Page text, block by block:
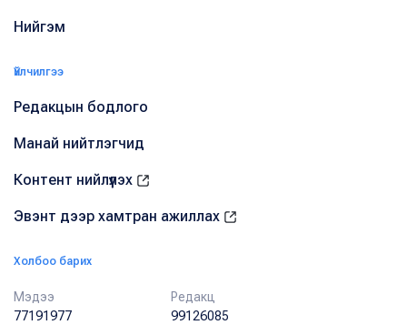
Нийгэм
Үйлчилгээ
Редакцын бодлого
Манай нийтлэгчид
Контент нийлүүлэх
Эвэнт дээр хамтран ажиллах
Холбоо барих
Мэдээ
77191977
Редакц
99126085